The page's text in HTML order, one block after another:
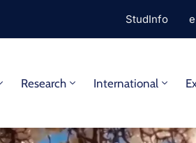
StudInfo
Research International